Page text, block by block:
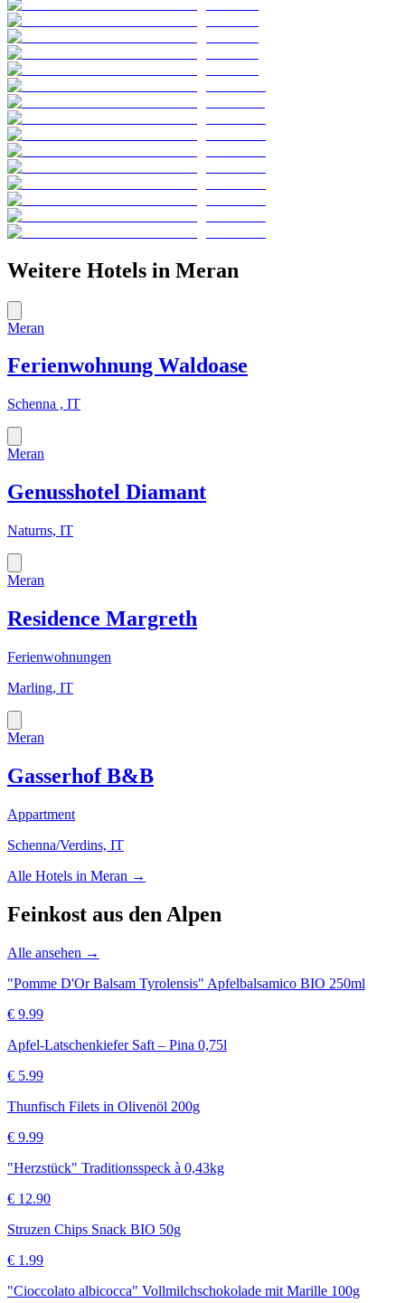
Weitere Hotels in Meran
Meran
Ferienwohnung Waldoase
Schenna , IT
Meran
Genusshotel Diamant
Naturns, IT
Meran
Residence Margreth
Ferienwohnungen
Marling, IT
Meran
Gasserhof B&B
Appartment
Schenna/Verdins, IT
Alle Hotels in Meran →
Feinkost aus den Alpen
Alle ansehen →
"Pomme D'Or Balsam Tyrolensis" Apfelbalsamico BIO 250ml
€ 9.99
Apfel-Latschenkiefer Saft – Pina 0,75l
€ 5.99
Thunfisch Filets in Olivenöl 200g
€ 9.99
"Herzstück" Traditionsspeck à 0,43kg
€ 12.90
Struzen Chips Snack BIO 50g
€ 1.99
"Cioccolato albicocca" Vollmilchschokolade mit Marille 100g